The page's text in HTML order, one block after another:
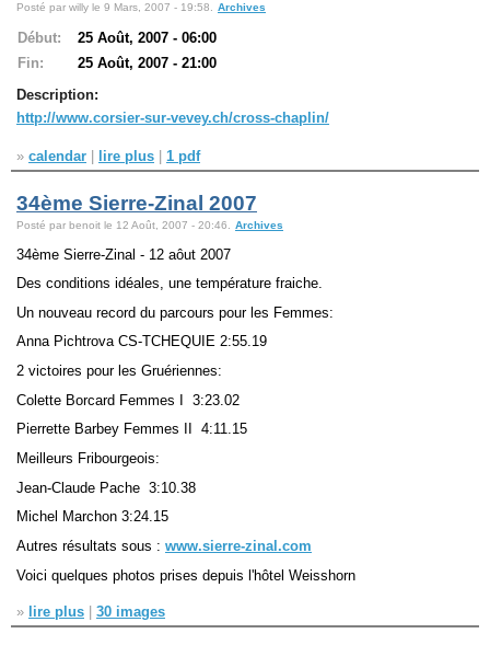
Posté par willy le 9 Mars, 2007 - 19:58. Archives
Début:
25 Août, 2007 - 06:00
Fin:
25 Août, 2007 - 21:00
Description:
http://www.corsier-sur-vevey.ch/cross-chaplin/
» calendar | lire plus | 1 pdf
34ème Sierre-Zinal 2007
Posté par benoit le 12 Août, 2007 - 20:46. Archives
34ème Sierre-Zinal - 12 aôut 2007
Des conditions idéales, une température fraiche.
Un nouveau record du parcours pour les Femmes:
Anna Pichtrova CS-TCHEQUIE 2:55.19
2 victoires pour les Gruériennes:
Colette Borcard Femmes I 3:23.02
Pierrette Barbey Femmes II 4:11.15
Meilleurs Fribourgeois:
Jean-Claude Pache 3:10.38
Michel Marchon 3:24.15
Autres résultats sous : www.sierre-zinal.com
Voici quelques photos prises depuis l'hôtel Weisshorn
» lire plus 30 images